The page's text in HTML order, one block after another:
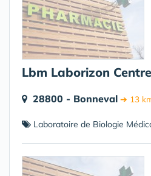
Lbm Laborizon
28800 - Bonneval ➔ 13
Laboratoire de Biologie